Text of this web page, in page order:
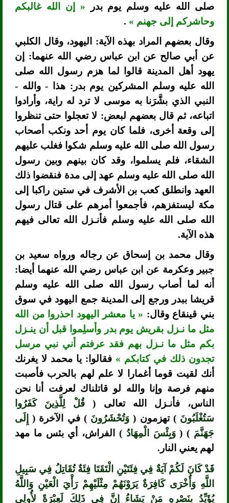
صلى الله عليه وسلم يوم بدر « إن الله غالبكم
وحاشركم إلى جهنم » .
وقال بعضهم المراد بهذه الآية: اليهود، وقال الكلبي
عن أبي صالح عن ابن عباس رضي الله عنهما: إن
يهود أهل المدينة قالوا لما هزم رسول الله صلى
الله عليه وسلم المشركين يوم بدر: هذا - والله -
النبي الذي بشَّرَنا به موسى لا ترد له راية، وأرادوا
اتباعه، ثم قال بعضهم لبعض: لا تعجلوا حتى تنظروا
إلى وقعة أخرى، فلما كان يوم أحد ونكب أصحاب
رسول الله صلى الله عليه وسلم شكوا فغلب عليهم
الشقاء، فلم يسلموا، وقد كان بينهم وبين رسول
الله صلى الله عليه وسلم عهد إلى مدة فنقضوا ذلك
العهد وانطلق كعب بن الأشرف في ستين راكبا إلى
مكة ليستفزهم، فأجمعوا أمرهم على قتال رسول
الله صلى الله عليه وسلم فأنـزل الله تعالى فيهم
هذه الآية.
وقال محمد بن إسحاق عن رجاله ورواه سعيد بن
جبير وعكرمة عن ابن عباس رضي الله عنهما أيضا:
أنه لما أصاب رسول الله صلى الله عليه وسلم
قريشا ببدر ورجع إلى المدينة جمع اليهود في سوق
بني قينقاع وقال: « يا معشر اليهود احذروا من الله
مثل ما نـزل بقريش يوم بدر وأسلِموا قبل أن ينـزل
بكم مثل ما نـزل بهم فقد عرفتم أني نبي مرسل
تجدون ذلك في كتابكم » فقالوا: يا محمد لا يغرنك
أنك لقيت قوما أغمارا لا علم لهم بالحرب فأصبت
منهم فرصة وإنا والله لو قاتلناك لعرفت أنا نحن
الناس، فأنـزل الله تعالى (قُلْ لِلَّذِينَ كَفَرُوا
سَتُغْلَبُونَ) تهزمون (وَتُحْشَرُونَ) في الآخرة (إِلَى
جَهَنَّمَ ) (وَبِئْسَ الْمِهَادُ ) الفراش، أي بئس ما مهد
لهم يعني النار.
قَدْ كَانَ لَكُمْ آيَةٌ فِي فِئَتَيْنِ الْتَقَتَا فِئَةٌ تُقَاتِلُ فِي سَبِيلِ
اللَّهِ وَأُخْرَى كَافِرَةٌ يَرَوْنَهُمْ مِثْلَيْهِمْ رَأْيَ الْعَيْنِ وَاللَّهُ
يُؤَيِّدُ بِنَصْرِهِ مَنْ يَشَاءُ إِنَّ فِي ذَلِكَ لَعِبْرَةً لأُولِي